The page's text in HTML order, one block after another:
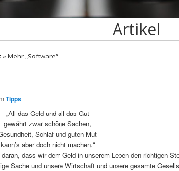
Artikel
»Mehr „Software“
Tipps
„All das Geld und all das Gut
gewährt zwar schöne Sachen,
Schlaf und guten Mut
kann’s aber doch nicht machen.“
dass wir dem Geld in unserem Leben den richtigen
Sache und unsere Wirtschaft und unsere gesamte